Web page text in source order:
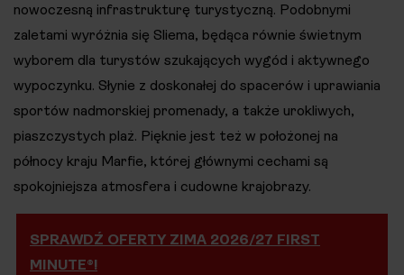
nowoczesną infrastrukturę turystyczną. Podobnymi
zaletami wyróżnia się Sliema, będąca równie świetnym
wyborem dla turystów szukających wygód i aktywnego
wypoczynku. Słynie z doskonałej do spacerów i uprawiania
sportów nadmorskiej promenady, a także urokliwych,
piaszczystych plaż. Pięknie jest też w położonej na
północy kraju Marfie, której głównymi cechami są
spokojniejsza atmosfera i cudowne krajobrazy.
SPRAWDŹ OFERTY ZIMA 2026/27 FIRST
MINUTE®!